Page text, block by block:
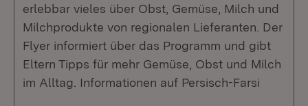
erlebbar vieles über Obst, Gemüse, Milch und
Milchprodukte von regionalen Lieferanten. Der
Flyer informiert über das Programm und gibt
Eltern Tipps für mehr Gemüse, Obst und Milch
im Alltag. Informationen auf Persisch-Farsi